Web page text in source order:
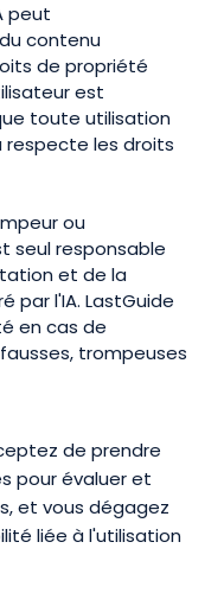
peut
contenu
de propriété
est
toute utilisation
les droits
ou
seul responsable
et de la
par l'IA. LastGuide
en cas de
trompeuses
de prendre
pour évaluer et
et vous dégagez
liée à l'utilisation